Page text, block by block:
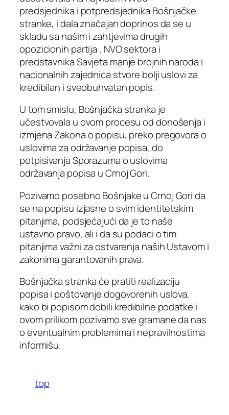
predsjednika i potpredsjednika Bošnjačke
stranke, i dala značajan doprinos da se u
skladu sa našim i zahtjevima drugih
opozicionih partija , NVO sektora i
predstavnika Savjeta manje brojnih naroda i
nacionalnih zajednica stvore bolji uslovi za
kredibilan i sveobuhvatan popis.
U tom smislu, Bošnjačka stranka je
učestvovala u ovom procesu od donošenja i
izmjena Zakona o popisu, preko pregovora o
uslovima za održavanje popisa, do
potpisivanja Sporazuma o uslovima
održavanja popisa u Crnoj Gori.
Pozivamo posebno Bošnjake u Crnoj Gori da
se na popisu izjasne o svim identitetskim
pitanjima, podsjećajući da je to naše
ustavno pravo, ali i da su podaci o tim
pitanjima važni za ostvarenja naših Ustavom i
zakonima garantovanih prava.
Bošnjačka stranka će pratiti realizaciju
popisa i poštovanje dogovorenih uslova,
kako bi popisom dobili kredibilne podatke i
ovom prilikom pozivamo sve gramane da nas
o eventualnim problemima i nepravilnostima
informišu.
top